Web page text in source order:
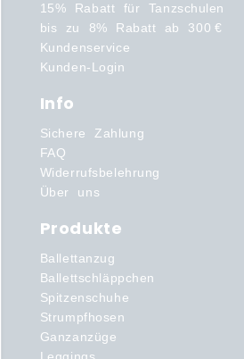
15% Rabatt für Tanzschulen
bis zu 8% Rabatt ab 300 €
Kundenservice
Kunden-Login
Info
Sichere Zahlung
FAQ
Widerrufsbelehrung
Über uns
Produkte
Ballettanzug
Ballettschläppchen
Spitzenschuhe
Strumpfhosen
Ganzanzüge